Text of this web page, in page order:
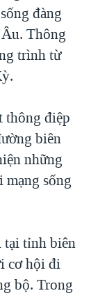
đàng
Thông
trình từ
thông điệp
biên
những
mạng sống
tại tỉnh biên
cơ hội đi
bộ. Trong